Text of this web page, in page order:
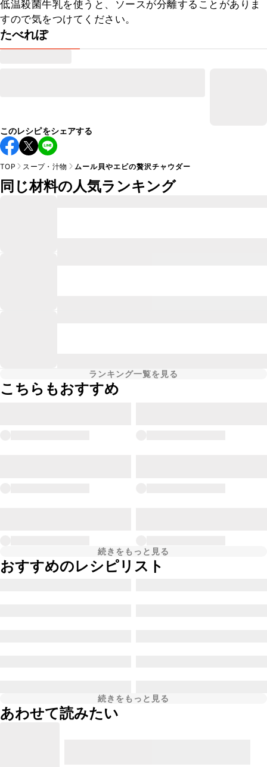
低温殺菌牛乳を使うと、ソースが分離することがありま
すので気をつけてください。
たべれぽ
このレシピをシェアする
TOP スープ・汁物 ムール貝やエビの贅沢チャウダー
同じ材料の人気ランキング
ランキング一覧を見る
こちらもおすすめ
続きをもっと見る
おすすめのレシピリスト
続きをもっと見る
あわせて読みたい